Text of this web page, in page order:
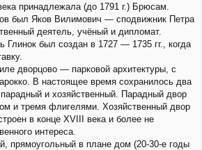
принадлежала (до 1791 г.) Брюсам.
был Яков Вилимович — сподвижник Петра
деятель, учёный и дипломат.
Глинок был создан в 1727 — 1735 гг., когда
дворцово — парковой архитектуры, с
В настоящее время сохранилось два
и хозяйственный. Парадный двор
и тремя флигелями. Хозяйственный двор
в конце XVIII века и более не
интереса.
прямоугольный в плане дом (20-30-е годы